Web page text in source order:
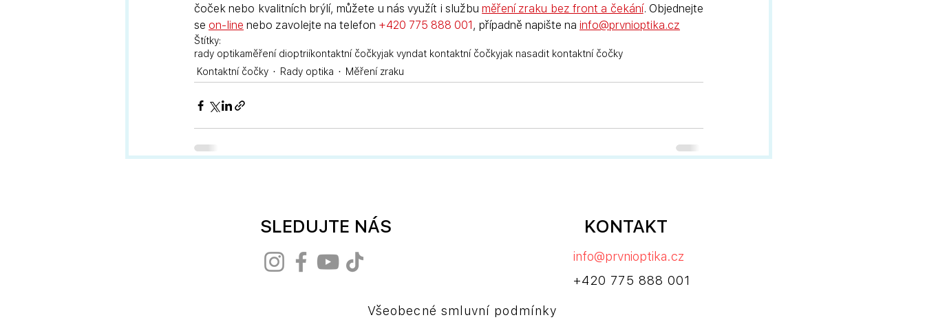
čoček nebo kvalitních brýlí, můžete u nás využít i službu měření zraku bez front a čekání. Objednejte
se on-line nebo zavolejte na telefon +420 775 888 001 , případně napište na info@prvnioptika.cz
Štítky:
rady optikaměření dioptriíkontaktní čočkyjak vyndat kontaktní čočkyjak nasadit kontaktní čočky
Kontaktní čočky
Rady optika Měření zraku
SLEDUJTE NÁS KONTAKT
info@prvnioptika.cz
+420 775 888 001
Všeobecné smluvní podmínky